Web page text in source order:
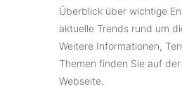
Überblick über wichtige
aktuelle Trends rund um
Weitere Informationen,
Themen finden Sie auf
Webseite.